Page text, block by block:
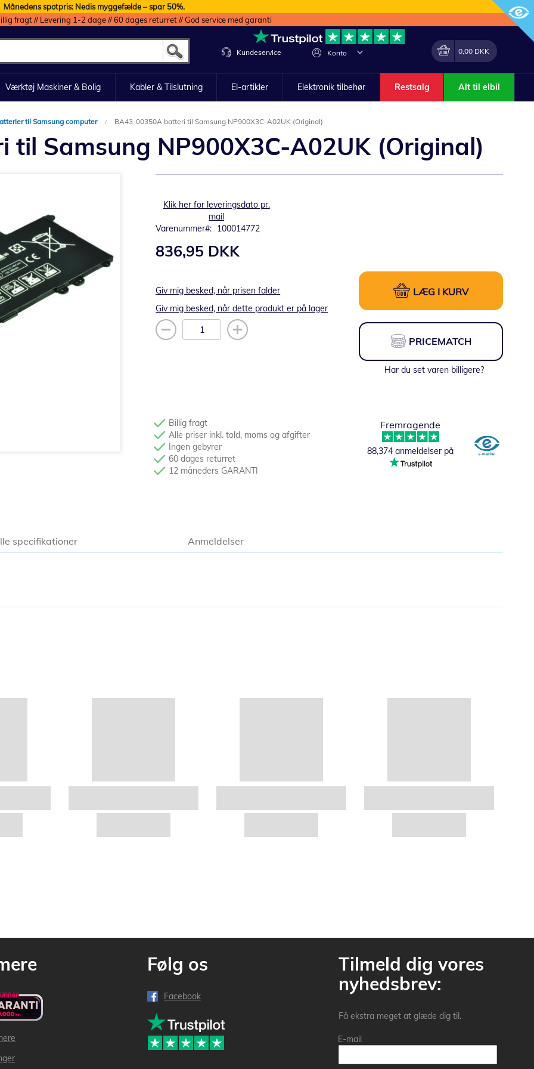
Månedens spotpris: Nedis myggefælde – spar 50%.
fragt // Levering 1-2 dage // 60 dages returret // God service med garanti
Konto
Lave
Min indkøbskurv
0,00 DKK
Kundeservice
Værktøj Maskiner & Bolig Kabler & Tilslutning El-artikler Elektronik tilbehør Restsalg Alt til elbil
til Samsung computer BA43-00350A batteri til Samsung NP900X3C-A02UK (Original)
Samsung NP900X3C-A02UK (Original)
Klik her for leveringsdato pr.
mail
Varenummer
100014772
836,95 DKK
Giv mig besked, når prisen falder
Giv mig besked, når dette produkt er på lager
LÆG I KURV
PRICEMATCH
Har du set varen billigere?
Billig fragt
Alle priser inkl. told, moms og afgifter
Ingen gebyrer
60 dages returret
12 måneders GARANTI
Fremragende
88,374 anmeldelser på
specifikationer Anmeldelser
Følg os
Facebook
Tilmeld dig vores
nyhedsbrev:
Få ekstra meget at glæde dig til.
E-mail